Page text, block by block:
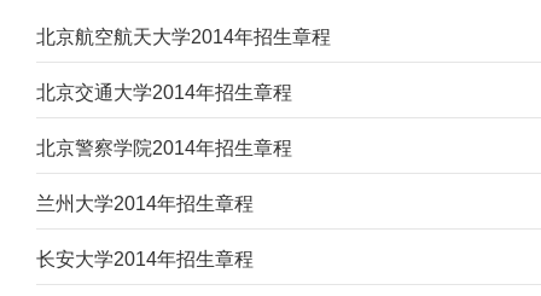
北京航空航天大学2014年招生章程
北京交通大学2014年招生章程
北京警察学院2014年招生章程
兰州大学2014年招生章程
长安大学2014年招生章程